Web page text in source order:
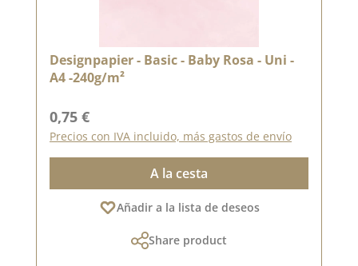
Designpapier - Basic - Baby Rosa - Uni -
A4 -240g/m²
Precio normal:
0,75 €
Precios con IVA incluido, más gastos de envío
A la cesta
Añadir a la lista de deseos
Share product